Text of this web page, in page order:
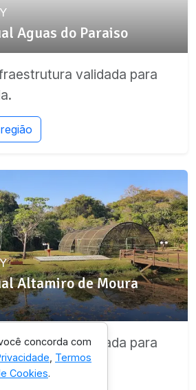
Aguas do Paraiso
validada para
Altamiro de Moura
validada para
concorda com
Termos
Cookies.